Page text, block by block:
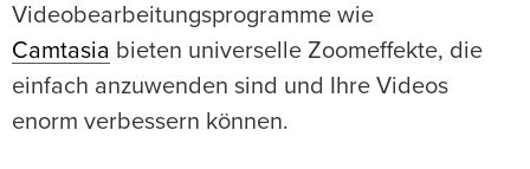
Videobearbeitungsprogramme wie
Camtasia bieten universelle Zoomeffekte, die
einfach anzuwenden sind und Ihre Videos
enorm verbessern können.